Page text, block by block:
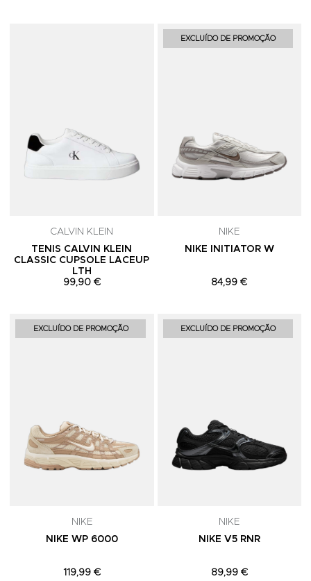
Adicionar aos Favoritos
CALVIN KLEIN
TENIS CALVIN KLEIN
CLASSIC CUPSOLE LACEUP
LTH
99,90 €
EXCLUÍDO DE PROMOÇÃO
NIKE
NIKE INITIATOR W
84,99 €
EXCLUÍDO DE PROMOÇÃO Adicionar aos Favoritos
NIKE
NIKE WP 6000
119,99 €
EXCLUÍDO DE PROMOÇÃO
NIKE
NIKE V5 RNR
89,99 €